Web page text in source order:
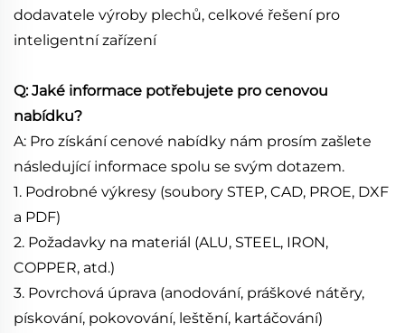
dodavatele výroby plechů, celkové řešení pro
inteligentní zařízení
Q: Jaké informace potřebujete pro cenovou
nabídku?
A: Pro získání cenové nabídky nám prosím zašlete
následující informace spolu se svým dotazem.
1. Podrobné výkresy (soubory STEP, CAD, PROE, DXF
a PDF)
2. Požadavky na materiál (ALU, STEEL, IRON,
COPPER, atd.)
3. Povrchová úprava (anodování, práškové nátěry,
pískování, pokovování, leštění, kartáčování)